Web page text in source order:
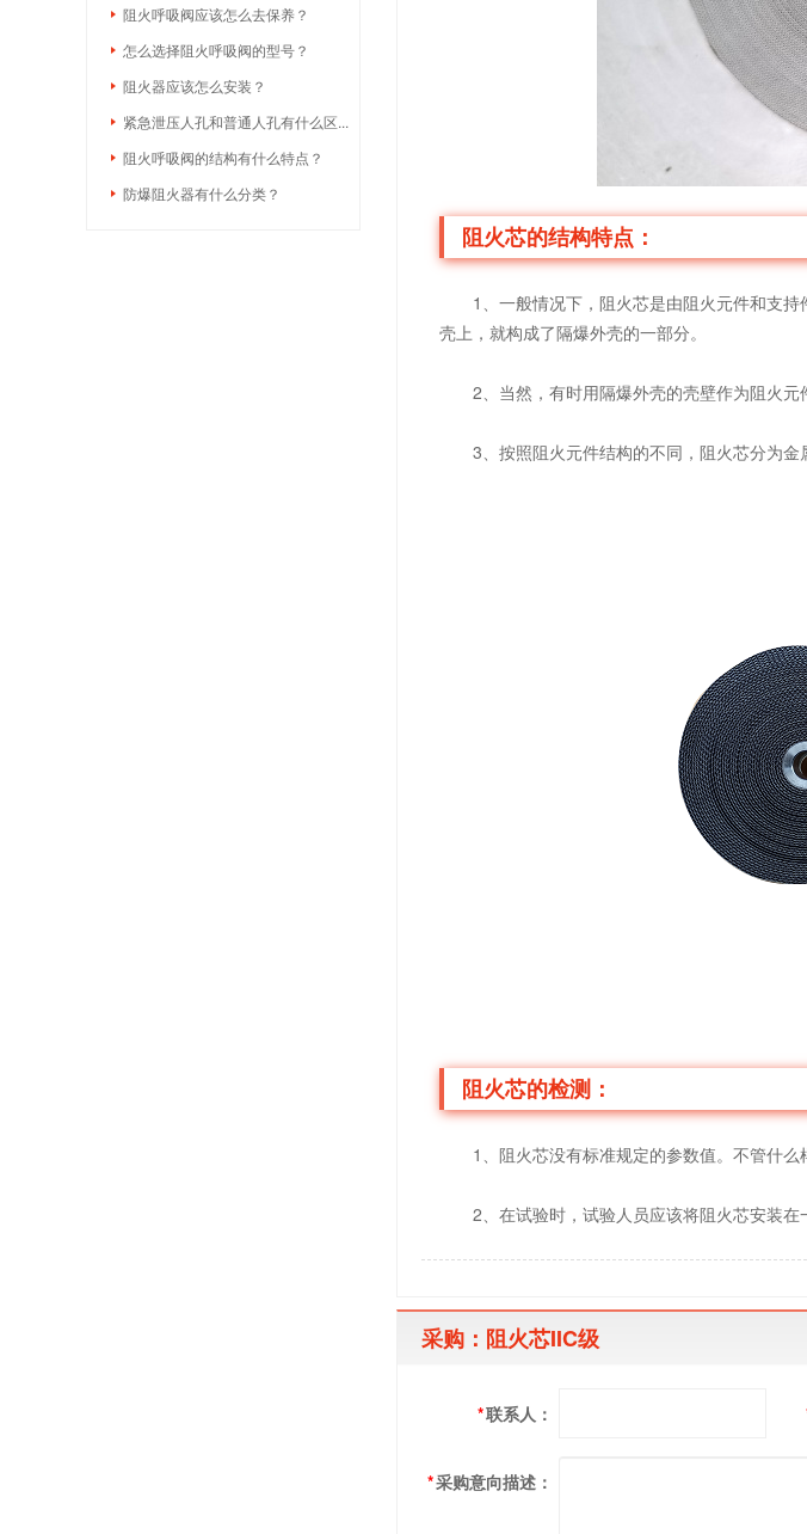
阻火芯的结构特点：
1、一般情况下，阻火芯是由阻火元件和支持
壳上，就构成了隔爆外壳的一部分。
2、当然，有时用隔爆外壳的壳壁作为阻火元
3、按照阻火元件结构的不同，阻火芯分为金
阻火芯的检测：
1、阻火芯没有标准规定的参数值。不管什么
2、在试验时，试验人员应该将阻火芯安装在
采购：阻火芯IIC级
*联系人：
*采购意向描述：
阻火呼吸阀应该怎么去保养？
怎么选择阻火呼吸阀的型号？
阻火器应该怎么安装？
紧急泄压人孔和普通人孔有什么区...
阻火呼吸阀的结构有什么特点？
2022-04-07
防爆阻火器有什么分类？